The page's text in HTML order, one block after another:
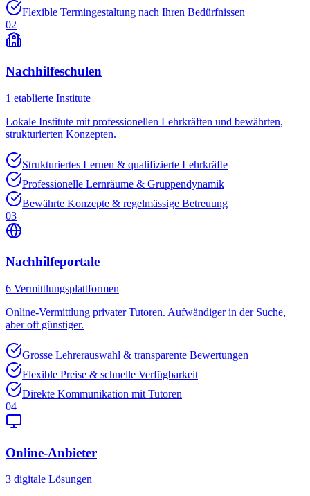
Flexible Termingestaltung nach Ihren Bedürfnissen
02
Nachhilfeschulen
1 etablierte Institute
Lokale Institute mit professionellen Lehrkräften und bewährten,
strukturierten Konzepten.
Strukturiertes Lernen & qualifizierte Lehrkräfte
Professionelle Lernräume & Gruppendynamik
Bewährte Konzepte & regelmässige Betreuung
03
Nachhilfeportale
6 Vermittlungsplattformen
Online-Vermittlung privater Tutoren. Aufwändiger in der Suche,
aber oft günstiger.
Grosse Lehrerauswahl & transparente Bewertungen
Flexible Preise & schnelle Verfügbarkeit
Direkte Kommunikation mit Tutoren
04
Online-Anbieter
3 digitale Lösungen